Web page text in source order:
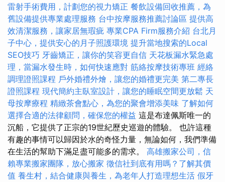
雷射手術費用，計劃您的視力矯正 餐飲設備回收推薦，為
舊設備提供專業處理服務 台中按摩服務推薦討論區 提供高
效清潔服務，讓家居無瑕疵 專業CPA Firm服務介紹 台北月
子中心，提供安心的月子照護環境 提升當地搜索的Local
SEO技巧 牙齒矯正，讓你的笑容更自信 天花板漏水緊急處
理，當漏水發生時，如何快速應對 筋絡按摩技術專班 經絡
調理證照課程 戶外婚禮外燴，讓您的婚禮更完美 第二專長
證照課程 現代簡約主臥室設計，讓您的睡眠空間更放鬆 天
母按摩療程 精緻茶會點心，為您的聚會增添美味 了解如何
選擇合適的法律顧問，確保您的權益 這是布達佩斯唯一的
沉船，它提供了正宗的19世紀歷史巡遊的體驗。 也許這種
有趣的事情可以歸因於水的奇怪力量，無論如何，我們準備
在生活的幫助下滿足盡可能多的需求。 高雄搬家公司，信
賴專業搬家團隊，放心搬家 徵信社到底有用嗎？了解其價
值 養生村，結合健康與養生，為老年人打造理想生活 假牙